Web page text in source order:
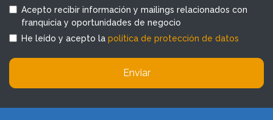
Acepto recibir información y mailings relacionados con
franquicia y oportunidades de negocio
He leído y acepto la política de protección de datos
Enviar